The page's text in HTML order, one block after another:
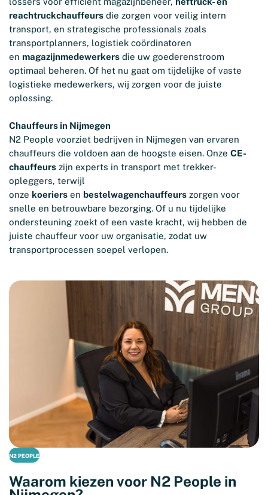
reachtruckchauffeurs die zorgen voor veilig intern
transport, en strategische professionals zoals
transportplanners, logistiek coördinatoren
en magazijnmedewerkers die uw goederenstroom
optimaal beheren. Of het nu gaat om tijdelijke of vaste
logistieke medewerkers, wij zorgen voor de juiste
oplossing.
Chauffeurs in Nijmegen
N2 People voorziet bedrijven in Nijmegen van ervaren
chauffeurs die voldoen aan de hoogste eisen. Onze CE-
chauffeurs zijn experts in transport met trekker-
opleggers, terwijl
onze koeriers en bestelwagenchauffeurs zorgen voor
snelle en betrouwbare bezorging. Of u nu tijdelijke
ondersteuning zoekt of een vaste kracht, wij hebben de
juiste chauffeur voor uw organisatie, zodat uw
transportprocessen soepel verlopen.
N2 PEOPLE
Waarom kiezen voor N2 People in